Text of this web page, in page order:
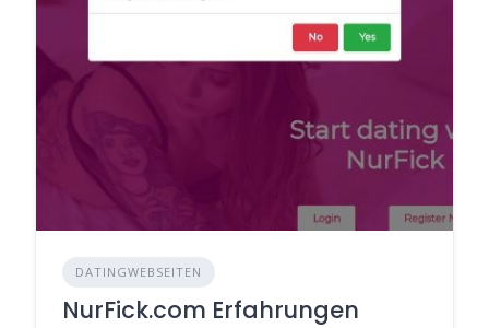
DATINGWEBSEITEN
NurFick.com Erfahrungen